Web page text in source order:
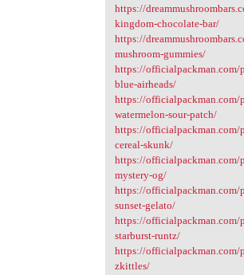
https://
kingdom-chocolate-bar/
https://
mushroom-gummies/
https://officialpackman.com/
blue-airheads/
https://officialpackman.com/
watermelon-sour-patch/
https://officialpackman.com/
cereal-skunk/
https://officialpackman.com/
mystery-og/
https://officialpackman.com/
sunset-gelato/
https://officialpackman.com/
starburst-runtz/
https://officialpackman.com/
zkittles/